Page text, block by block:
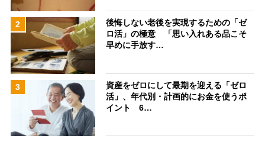
2
後悔しない老後を実現するための「ゼ
ロ活」の極意 「思い入れある品こそ
早めに手放す…
3
資産をゼロにして最期を迎える「ゼロ
活」、年代別・計画的にお金を使うポ
イント 6…